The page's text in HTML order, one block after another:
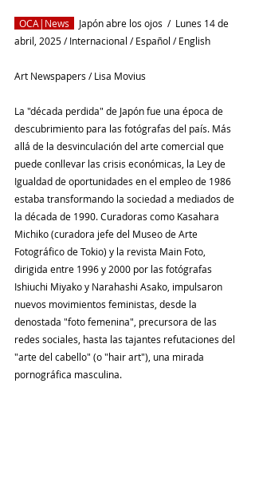
OCA|News Japón abre los ojos /  Lunes 14 de
abril, 2025 / Internacional / Español / English
Art Newspapers / Lisa Movius
La "década perdida" de Japón fue una época de
descubrimiento para las fotógrafas del país. Más
allá de la desvinculación del arte comercial que
puede conllevar las crisis económicas, la Ley de
Igualdad de oportunidades en el empleo de 1986
estaba transformando la sociedad a mediados de
la década de 1990. Curadoras como Kasahara
Michiko (curadora jefe del Museo de Arte
Fotográfico de Tokio) y la revista Main Foto,
dirigida entre 1996 y 2000 por las fotógrafas
Ishiuchi Miyako y Narahashi Asako, impulsaron
nuevos movimientos feministas, desde la
denostada "foto femenina", precursora de las
redes sociales, hasta las tajantes refutaciones del
"arte del cabello" (o "hair art"), una mirada
pornográfica masculina.